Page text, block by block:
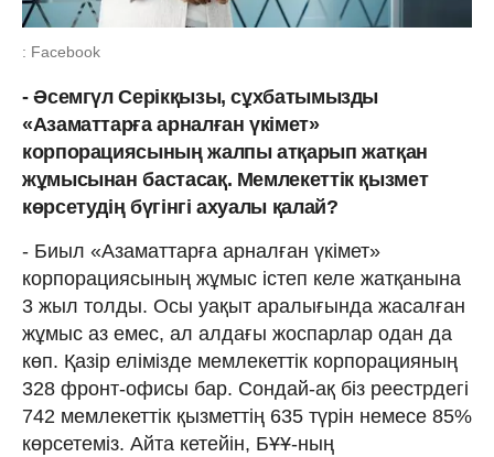
: Facebook
- Әсемгүл Серікқызы, сұхбатымызды
«Азаматтарға арналған үкімет»
корпорациясының жалпы атқарып жатқан
жұмысынан бастасақ. Мемлекеттік қызмет
көрсетудің бүгінгі ахуалы қалай?
- Биыл «Азаматтарға арналған үкімет»
корпорациясының жұмыс істеп келе жатқанына
3 жыл толды. Осы уақыт аралығында жасалған
жұмыс аз емес, ал алдағы жоспарлар одан да
көп. Қазір елімізде мемлекеттік корпорацияның
328 фронт-офисы бар. Сондай-ақ біз реестрдегі
742 мемлекеттік қызметтің 635 түрін немесе 85%
көрсетеміз. Айта кетейін, БҰҰ-ның